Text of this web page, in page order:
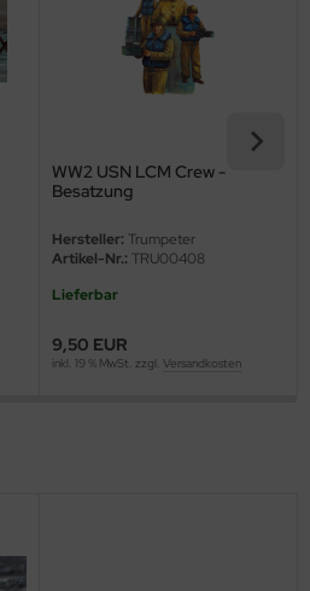
WW2 USN LCM Crew -
Besatzung
Hersteller: Trumpeter
Artikel-Nr.: TRU00408
Lieferbar
9,50 EUR
inkl. 19 % MwSt. zzgl. Versandkosten